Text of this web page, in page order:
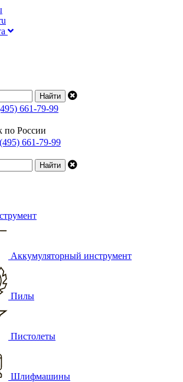
661-79-99
по России
661-79-99
Аккумуляторный инструмент
Пилы
Пистолеты
Шлифмашины